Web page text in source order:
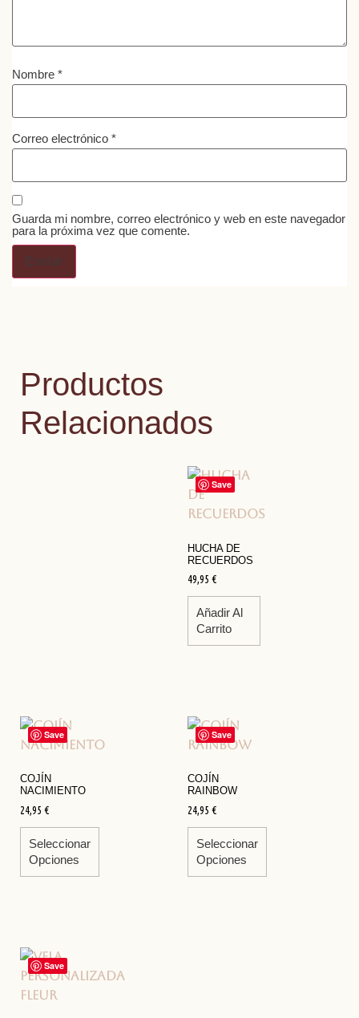
Nombre *
Correo electrónico *
Guarda mi nombre, correo electrónico y web en este navegador
para la próxima vez que comente.
Productos
Relacionados
Save
HUCHA DE
RECUERDOS
49,95 €
Añadir Al
Carrito
Save
COJÍN
NACIMIENTO
24,95 €
Seleccionar
Opciones
Save
COJÍN
RAINBOW
24,95 €
Seleccionar
Opciones
Save